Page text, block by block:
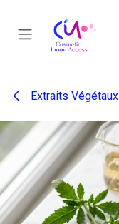
Extraits Végétaux